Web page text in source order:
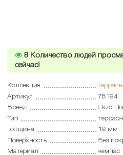
8 Количество людей
сейчас!
Коллекция
Артикул
78194
Бренд
Ekzo
Тип
Толщина
19 мм
Поверхность
Без
Материал
кемпас